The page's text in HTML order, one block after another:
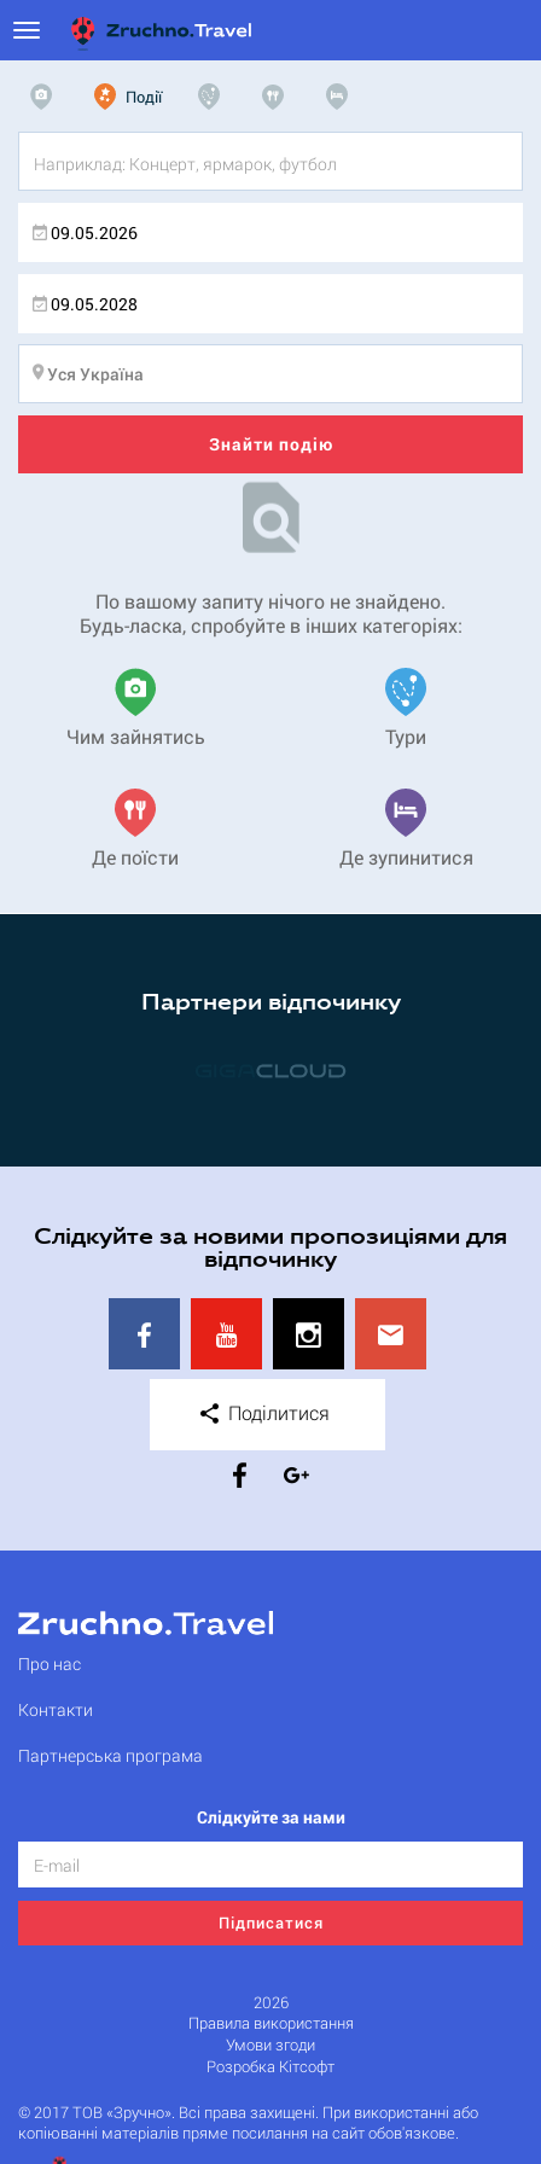
Події
Знайти подію
По вашому запиту нічого не знайдено.
Будь-ласка, спробуйте в інших категоріях:
Чим зайнятись Тури
Де поїсти Де зупинитися
Партнери відпочинку
Слідкуйте за новими пропозиціями для
відпочинку
Поділитися
Про нас
Контакти
Партнерська програма
Слідкуйте за нами
Підписатися
2026
Правила використання
Умови згоди
Розробка Кітсофт
© 2017 ТОВ «Зручно». Всі права захищені. При використанні або
копіюванні матеріалів пряме посилання на сайт обов'язкове.